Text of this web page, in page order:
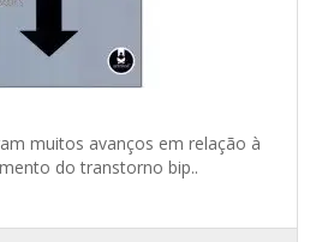
muitos avanços em relação à
do transtorno bip..